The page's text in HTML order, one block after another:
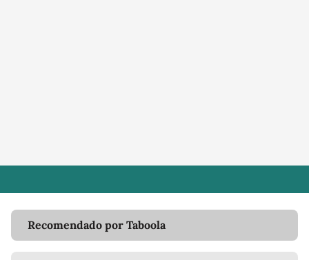
Recomendado por Taboola